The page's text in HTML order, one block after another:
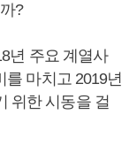
?
년 주요 계열사
를 마치고 2019년
위한 시동을 걸